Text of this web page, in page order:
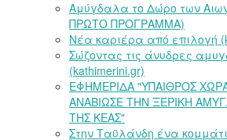
Αμύγδαλα το Δώρο των
ΠΡΩΤΟ ΠΡΟΓΡΑΜΜΑ)
Νέα καριέρα από επιλογή
Σώζοντας τις άνυδρες
(kathimerini.gr)
ΕΦΗΜΕΡΙΔΑ "ΥΠΑΙΘΡΟΣ
ΑΝΑΒΙΩΣΕ ΤΗΝ ΞΕΡΙΚΗ
ΤΗΣ ΚΕΑΣ"
Στην Ταϋλάνδη ένα